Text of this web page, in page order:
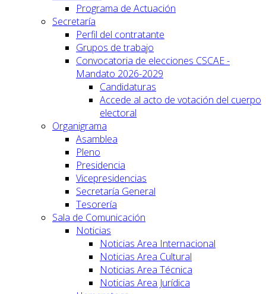
Programa de Actuación
Secretaría
Perfil del contratante
Grupos de trabajo
Convocatoria de elecciones CSCAE -
Mandato 2026-2029
Candidaturas
Accede al acto de votación del cuerpo
electoral
Organigrama
Asamblea
Pleno
Presidencia
Vicepresidencias
Secretaría General
Tesorería
Sala de Comunicación
Noticias
Noticias Area Internacional
Noticias Area Cultural
Noticias Area Técnica
Noticias Area Jurídica